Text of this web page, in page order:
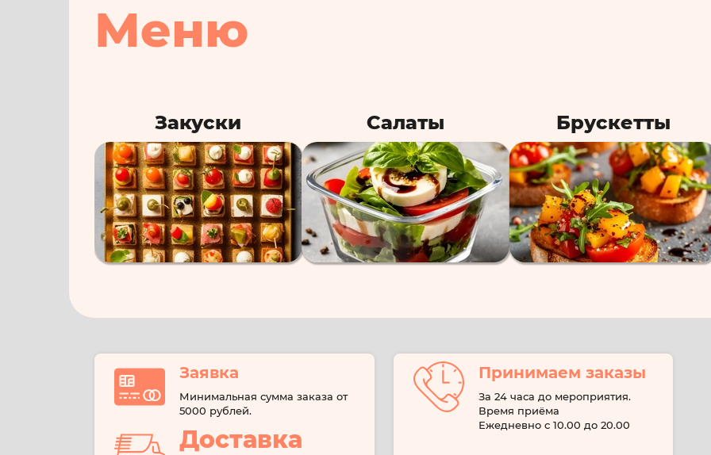
Меню
Закуски Салаты Брускетты
Заявка
Минимальная сумма заказа от
5000 рублей.
Доставка
Принимаем заказы
За 24 часа до мероприятия.
Время приёма
Ежедневно с 10.00 до 20.00